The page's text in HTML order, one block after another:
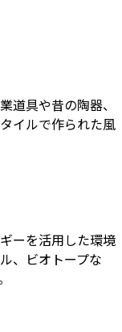
道具や昔の陶器、
イルで作られた風
ーを活用した環境
、ビオトープな